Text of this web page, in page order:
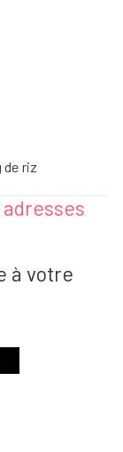
de riz
à votre